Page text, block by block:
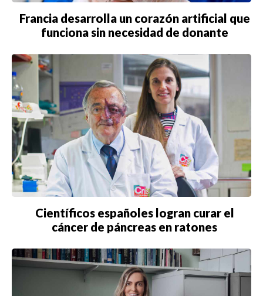
MADRID
MEDELLÍN
MIAMI
MONTREAL
NUEVA YORK
ORLANDO
PARÍS
ROMA
TORONTO
VANCOUVER
Francia desarrolla un corazón artificial que
funciona sin necesidad de donante
Científicos españoles logran curar el
cáncer de páncreas en ratones